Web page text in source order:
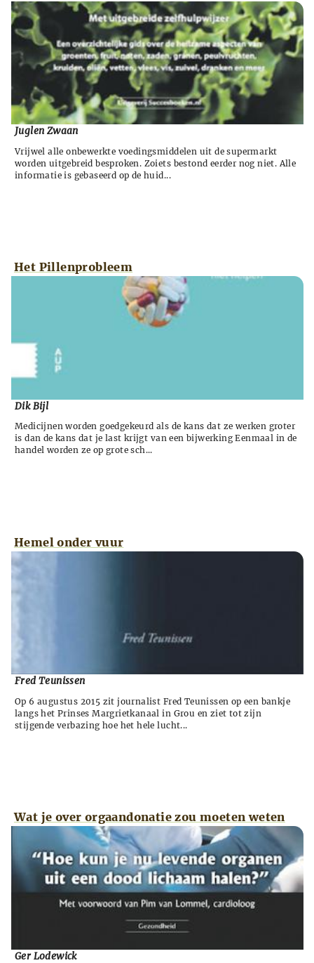
Juglen Zwaan
Vrijwel alle onbewerkte voedingsmiddelen uit de supermarkt
worden uitgebreid besproken. Zoiets bestond eerder nog niet. Alle
informatie is gebaseerd op de huid...
Het Pillenprobleem
Dik Bijl
Medicijnen worden goedgekeurd als de kans dat ze werken groter
is dan de kans dat je last krijgt van een bijwerking Eenmaal in de
handel worden ze op grote sch...
Hemel onder vuur
Fred Teunissen
Op 6 augustus 2015 zit journalist Fred Teunissen op een bankje
langs het Prinses Margrietkanaal in Grou en ziet tot zijn
stijgende verbazing hoe het hele lucht...
Wat je over orgaandonatie zou moeten weten
Ger Lodewick